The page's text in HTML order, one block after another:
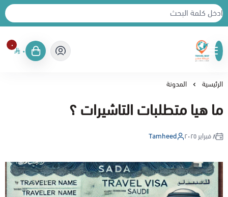
خريطة سفر
٠
٠
الرئيسية المدونة
ما هيا متطلبات التاشيرات ؟
٨ فبراير ٢٠٢٥ Tamheed